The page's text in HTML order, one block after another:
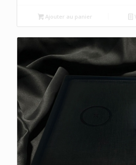
était :
د.م.75.00.
د.م.70.00.
Ajouter au panier